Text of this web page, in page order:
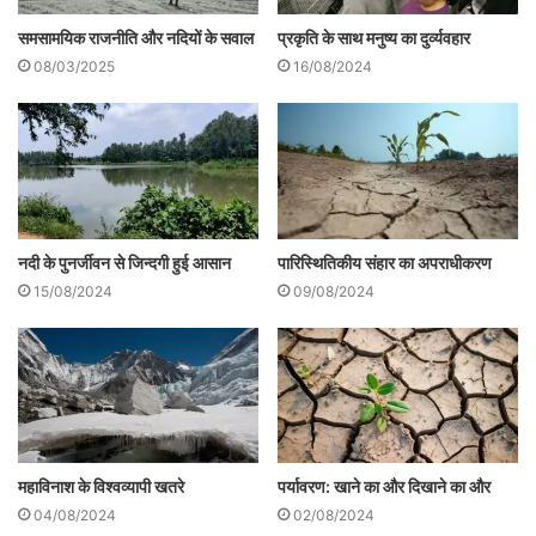
मानव की परिधि के इर्द-गिर्द ही देखते, अनुभूत करते
और उससे कांपते और भयभीत रहने तक सीमित कर
दिया है। आज हमारी हिंसा- दृष्टि के ज्ञानमीमांसीय
प्रमाण-शास्त्र का विस्तार कुछ हद तक पशुओं,
पक्षियों, मछलियों आदि तक किया गया है लेकिन पेड़-
पौधों के प्रति होने वाले हिंसा के बोध को विकसित
करने में, हम, अब भी असफल रहे हैं।
खून से लथपथ, रोते बिलखते, दर्द से कराहते अपने
सगे-संबंधियों के साथ होने वाली हिंसा की भयावहता
का अनुभव तो, हम, करते हैं और कुछ हद तक अपने
पालतू कुत्ते, खरगोश, गाय, बैल, घोड़े आदि के दर्द भी
महसूस करते हैं लेकिन अब इस बात की जरूरत
समसामयिक राजनीति और नदियों के सवाल
08/03/2025
प्रकृति के साथ मनुष्य का दुर्व्यवहार
16/08/2024
नदी के पुनर्जीवन से जिन्दगी हुई आसान
15/08/2024
पारिस्थितिकीय संहार का अपराधीकरण
09/08/2024
महाविनाश के विश्वव्यापी खतरे
04/08/2024
पर्यावरण: खाने का और दिखाने का और
02/08/2024